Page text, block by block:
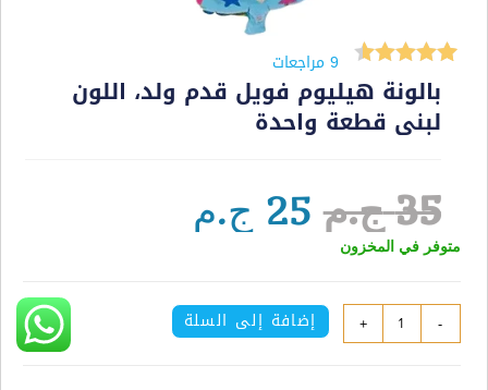
تم التقييم
بـ
4.56
من
9مراجعات
بالونة هيليوم فويل قدم ولد، اللون
لبنى قطعة واحدة
35 ج.م 25 ج.م
متوفر في المخزون
-
+ إضافة إلى السلة